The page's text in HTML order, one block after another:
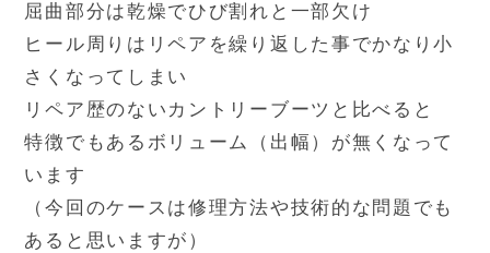
屈曲部分は乾燥でひび割れと一部欠け
ヒール周りはリペアを繰り返した事でかなり小
さくなってしまい
リペア歴のないカントリーブーツと比べると
特徴でもあるボリューム（出幅）が無くなって
います
（今回のケースは修理方法や技術的な問題でも
あると思いますが）